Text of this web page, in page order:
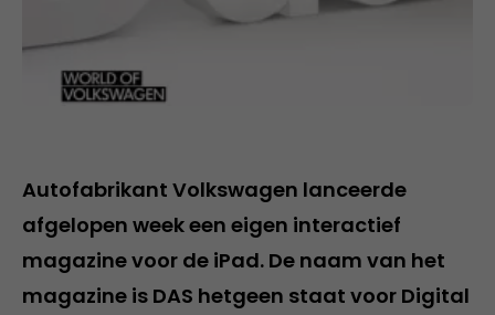
Autofabrikant Volkswagen lanceerde
afgelopen week een eigen interactief
magazine voor de iPad. De naam van het
magazine is DAS hetgeen staat voor Digital